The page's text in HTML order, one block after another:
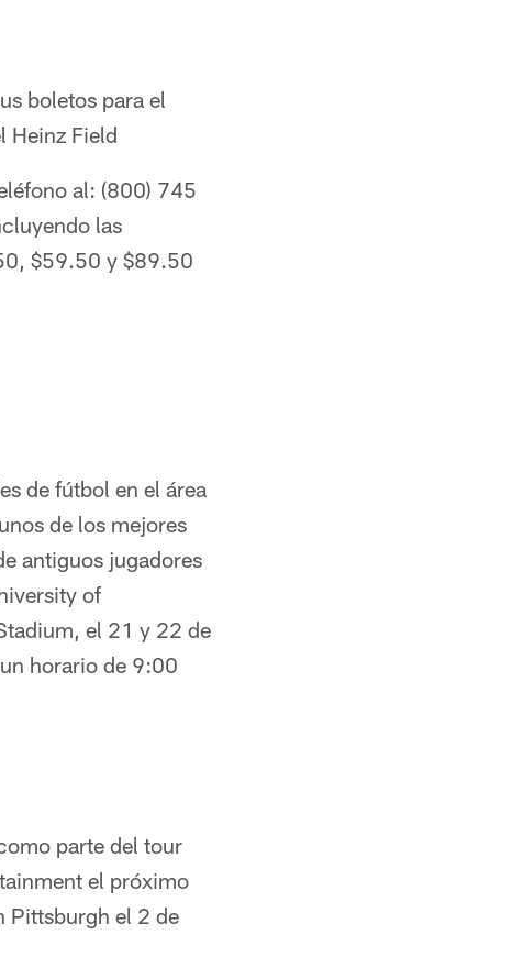
boletos para el
Heinz Field
al: (800) 745
las
$59.50 y $89.50
de fútbol en el área
de los mejores
antiguos jugadores
of
el 21 y 22 de
horario de 9:00
parte del tour
el próximo
Pittsburgh el 2 de